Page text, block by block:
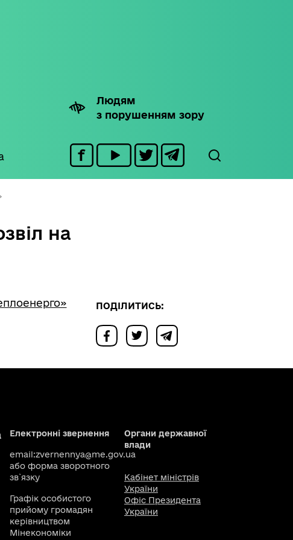
Людям
з порушенням зору
на
ПОДІЛИТИСЬ:
Електронні звернення
email:zvernennya@me.gov.ua
або форма зворотного
зв`язку
Графік особистого
прийому громадян
керівництвом
Мінекономіки
Органи державної
влади
Кабінет міністрів
України
Офіс Президента
України